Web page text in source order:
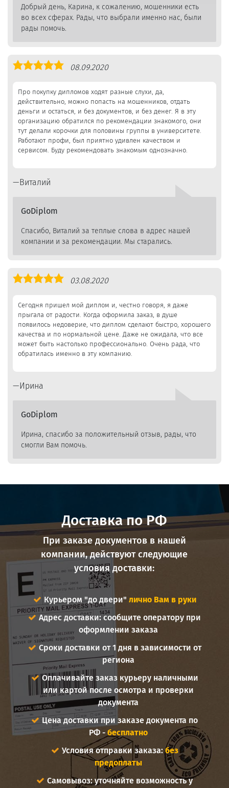
Добрый день, Карина, к сожалению, мошенники есть
во всех сферах. Рады, что выбрали именно нас, были
рады помочь.
Оценка
08.09.2020
Про покупку дипломов ходят разные слухи, да,
действительно, можно попасть на мошенников, отдать
деньги и остаться, и без документов, и без денег. Я в эту
организацию обратился по рекомендации знакомого, они
тут делали корочки для половины группы в университете.
Работают профи, был приятно удивлен качеством и
сервисом. Буду рекомендовать знакомым однозначно.
Виталий
GoDiplom
Спасибо, Виталий за теплые слова в адрес нашей
компании и за рекомендации. Мы старались.
Оценка
03.08.2020
Сегодня пришел мой диплом и, честно говоря, я даже
прыгала от радости. Когда оформила заказ, в душе
появилось недоверие, что диплом сделают быстро, хорошего
качества и по нормальной цене. Даже не ожидала, что все
может быть настолько профессионально. Очень рада, что
обратилась именно в эту компанию.
Ирина
GoDiplom
Ирина, спасибо за положительный отзыв, рады, что
смогли Вам помочь.
Доставка по РФ
При заказе документов в нашей
компании, действуют следующие
условия доставки:
Курьером "до двери" лично Вам в руки
Адрес доставки: сообщите оператору при
оформлении заказа
Сроки доставки от 1 дня в зависимости от
региона
Оплачивайте заказ курьеру наличными
или картой после осмотра и проверки
документа
Цена доставки при заказе документа по
РФ -бесплатно
Условия отправки заказа:без
предоплаты
Самовывоз: уточняйте возможность у